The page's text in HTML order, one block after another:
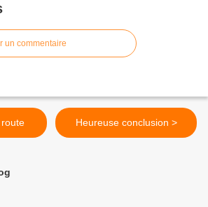
un commentaire
route Heureuse conclusion >